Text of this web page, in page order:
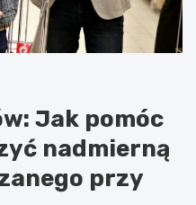
Jak pomóc
nadmierną
przy